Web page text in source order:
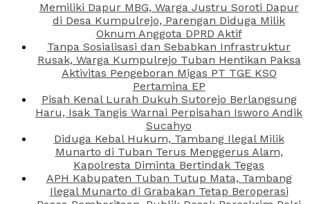
Memiliki Dapur MBG, Warga Justru Soroti Dapur
di Desa Kumpulrejo, Parengan Diduga Milik
Oknum Anggota DPRD Aktif
Tanpa Sosialisasi dan Sebabkan Infrastruktur
Rusak, Warga Kumpulrejo Tuban Hentikan Paksa
Aktivitas Pengeboran Migas PT TGE KSO
Pertamina EP
Pisah Kenal Lurah Dukuh Sutorejo Berlangsung
Haru, Isak Tangis Warnai Perpisahan Isworo Andik
Sucahyo
Diduga Kebal Hukum, Tambang Ilegal Milik
Munarto di Tuban Terus Menggerus Alam,
Kapolresta Diminta Bertindak Tegas
APH Kabupaten Tuban Tutup Mata, Tambang
Ilegal Munarto di Grabakan Tetap Beroperasi